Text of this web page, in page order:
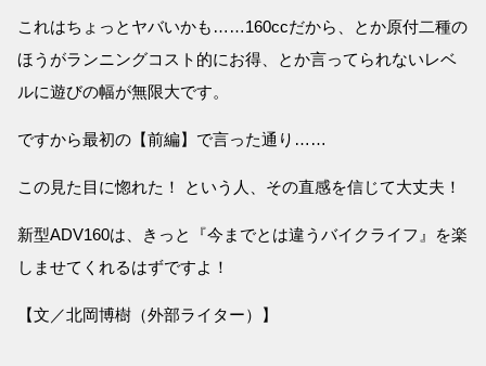
これはちょっとヤバいかも……160ccだから、とか原付二種の
ほうがランニングコスト的にお得、とか言ってられないレベ
ルに遊びの幅が無限大です。
ですから最初の【前編】で言った通り……
この見た目に惚れた！ という人、その直感を信じて大丈夫！
新型ADV160は、きっと『今までとは違うバイクライフ』を楽
しませてくれるはずですよ！
【文／北岡博樹（外部ライター）】